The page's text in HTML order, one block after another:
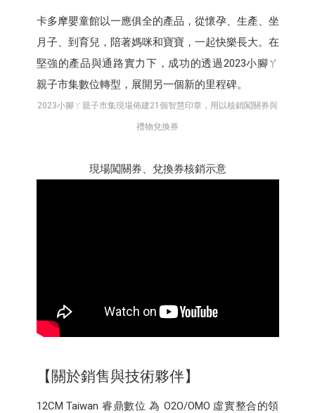
卡多摩嬰童館以一應俱全的產品，從懷孕、生產、坐
月子、到育兒，陪著媽咪和寶寶，一起快樂長大。在
堅強的產品與通路實力下，成功的透過2023小腳ㄚ
親子市集數位轉型，展開另一個新的里程碑。
2023小腳ㄚ親子市集現場佈建21個智慧印章，用以核銷闖關券與
禮物兌換券
現場闖關券、兌換券核銷示意
【關於銷售與技術夥伴】
12CM Taiwan 睿鼎數位 為 O2O/OMO 虛實整合的領